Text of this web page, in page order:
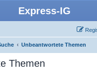
Express-IG
Unbeantwortete Themen
Themen